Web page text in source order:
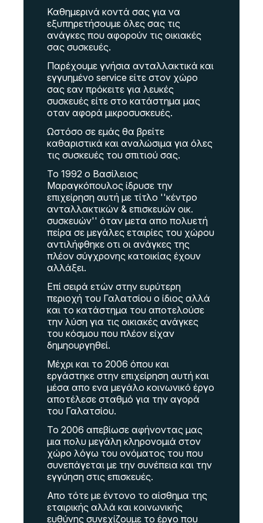
Καθημερινά κοντά σας για να
εξυπηρετήσουμε όλες σας τις
ανάγκες που αφορούν τις οικιακές
σας συσκευές.
Παρέχουμε γνήσια ανταλλακτικά και
εγγυημένο service είτε στον χώρο
σας εαν πρόκειτε για λευκές
συσκευές είτε στο κατάστημα μας
οταν αφορά μικροσυσκευές.
Ωστόσο σε εμάς θα βρείτε
καθαριστικά και αναλώσιμα για όλες
τις συσκευές του σπιτιού σας.
Το 1992 ο Βασίλειος
Μαραγκόπουλος ίδρυσε την
επιχείρηση αυτή με τίτλο ''κέντρο
ανταλλακτικών & επισκευών οικ.
συσκευών'' όταν μετα απο πολυετή
πείρα σε μεγάλες εταιρίες του χώρου
αντιλήφθηκε οτι οι ανάγκες της
πλέον σύγχρονης κατοικίας έχουν
αλλάξει.
Επί σειρά ετών στην ευρύτερη
περιοχή του Γαλατσίου ο ίδιος αλλά
και το κατάστημα του αποτελούσε
την λύση για τις οικιακές ανάγκες
του κόσμου που πλέον είχαν
δημηουργηθεί.
Μέχρι και το 2006 όπου και
εργάστηκε στην επιχείρηση αυτή και
μέσα απο ενα μεγάλο κοινωνικό έργο
αποτέλεσε σταθμό για την αγορά
του Γαλατσίου.
Το 2006 απεβίωσε αφήνοντας μας
μια πολυ μεγάλη κληρονομιά στον
χώρο λόγω του ονόματος του που
συνεπάγεται με την συνέπεια και την
εγγύηση στις επισκευές.
Απο τότε με έντονο το αίσθημα της
εταιρικής αλλά και κοινωνικής
ευθύνης συνεχίζουμε το έργο που